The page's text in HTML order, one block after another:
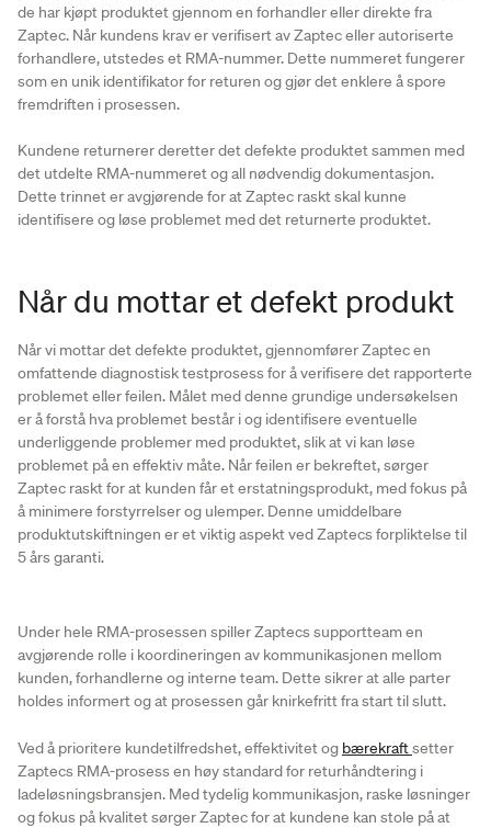
de har kjøpt produktet gjennom en forhandler eller direkte fra
Zaptec. Når kundens krav er verifisert av Zaptec eller autoriserte
forhandlere, utstedes et RMA-nummer. Dette nummeret fungerer
som en unik identifikator for returen og gjør det enklere å spore
fremdriften i prosessen.
Kundene returnerer deretter det defekte produktet sammen med
det utdelte RMA-nummeret og all nødvendig dokumentasjon.
Dette trinnet er avgjørende for at Zaptec raskt skal kunne
identifisere og løse problemet med det returnerte produktet.
Når du mottar et defekt produkt
Når vi mottar det defekte produktet, gjennomfører Zaptec en
omfattende diagnostisk testprosess for å verifisere det rapporterte
problemet eller feilen. Målet med denne grundige undersøkelsen
er å forstå hva problemet består i og identifisere eventuelle
underliggende problemer med produktet, slik at vi kan løse
problemet på en effektiv måte. Når feilen er bekreftet, sørger
Zaptec raskt for at kunden får et erstatningsprodukt, med fokus på
å minimere forstyrrelser og ulemper. Denne umiddelbare
produktutskiftningen er et viktig aspekt ved Zaptecs forpliktelse til
5 års garanti.
Under hele RMA-prosessen spiller Zaptecs supportteam en
avgjørende rolle i koordineringen av kommunikasjonen mellom
kunden, forhandlerne og interne team. Dette sikrer at alle parter
holdes informert og at prosessen går knirkefritt fra start til slutt.
Ved å prioritere kundetilfredshet, effektivitet og bærekraftsetter
Zaptecs RMA-prosess en høy standard for returhåndtering i
ladeløsningsbransjen. Med tydelig kommunikasjon, raske løsninger
og fokus på kvalitet sørger Zaptec for at kundene kan stole på at